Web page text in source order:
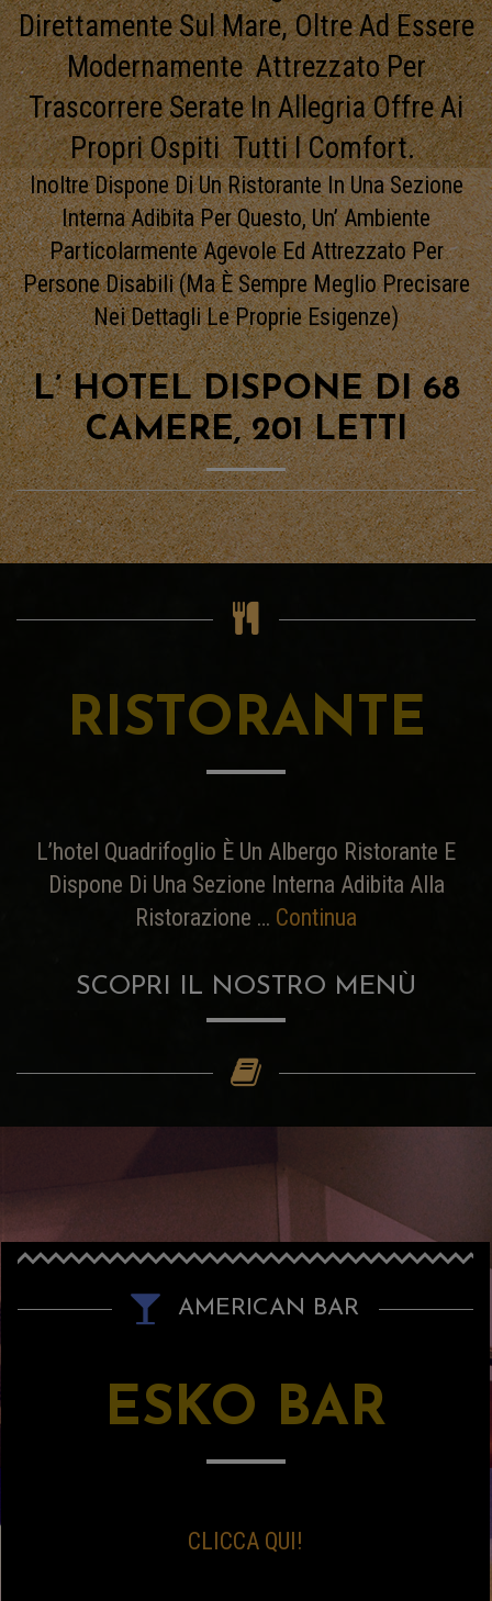
Direttamente Sul Mare, Oltre Ad Essere
Modernamente Attrezzato Per
Trascorrere Serate In Allegria Offre Ai
Propri Ospiti Tutti I Comfort.
Inoltre Dispone Di Un Ristorante In Una Sezione
Interna Adibita Per Questo, Un’ Ambiente
Particolarmente Agevole Ed Attrezzato Per
Persone Disabili (ma È Sempre Meglio Precisare
Nei Dettagli Le Proprie Esigenze)
L’ HOTEL DISPONE DI 68
CAMERE, 201 LETTI
RISTORANTE
L’hotel Quadrifoglio È Un Albergo Ristorante E
Dispone Di Una Sezione Interna Adibita Alla
Ristorazione … Continua
SCOPRI IL NOSTRO MENÙ
AMERICAN BAR
ESKO BAR
CLICCA QUI!